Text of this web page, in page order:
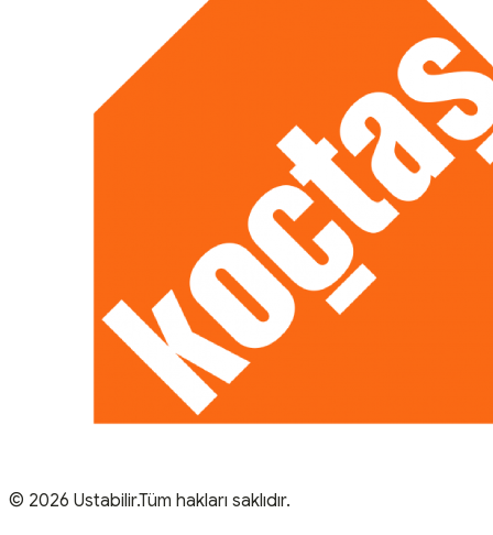
© 2026 Ustabilir.Tüm hakları saklıdır.